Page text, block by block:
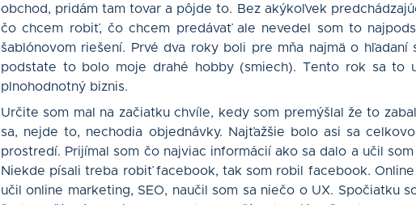
obchod, pridám tam tovar a pôjde to. Bez akýkoľvek
čo chcem robiť, čo chcem predávať ale nevedel som to
šablónovom riešení. Prvé dva roky boli pre mňa najmä o hľadaní
podstate to bolo moje drahé hobby (smiech). Tento rok sa to
plnohodnotný biznis.
Určite som mal na začiatku chvíle, kedy som premýšlal že to
sa, nejde to, nechodia objednávky. Najťažšie bolo asi sa
prostredí. Prijímal som čo najviac informácií ako sa dalo a učil
Niekde písali treba robiť facebook, tak som robil facebook.
učil online marketing, SEO, naučil som sa niečo o UX. Spočiatku